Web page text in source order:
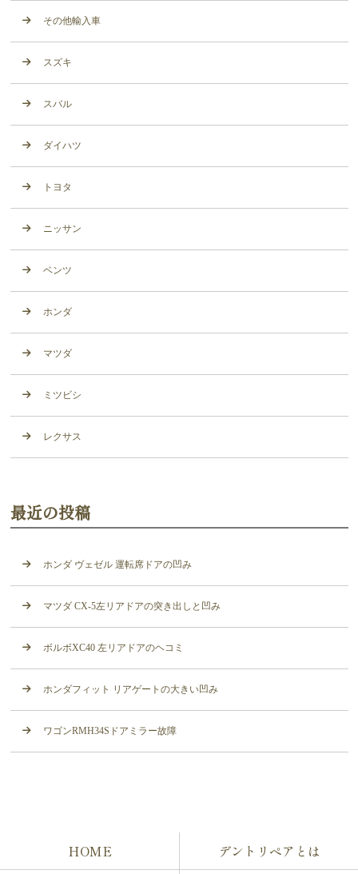
その他輸入車
スズキ
スバル
ダイハツ
トヨタ
ニッサン
ベンツ
ホンダ
マツダ
ミツビシ
レクサス
最近の投稿
ホンダ ヴェゼル 運転席ドアの凹み
マツダ CX-5左リアドアの突き出しと凹み
ボルボXC40 左リアドアのヘコミ
ホンダフィット リアゲートの大きい凹み
ワゴンRMH34Sドアミラー故障
HOME デントリペアとは